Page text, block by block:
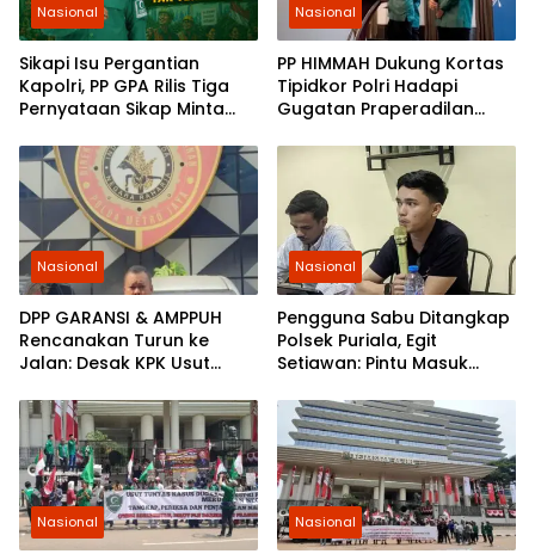
Nasional
Sikapi Isu Pergantian
Kapolri, PP GPA Rilis Tiga
Pernyataan Sikap Minta
Nasional
PP HIMMAH Dukung Kortas
Tipidkor Polri Hadapi
Gugatan Praperadilan
Nasional
DPP GARANSI & AMPPUH
Rencanakan Turun ke
Jalan: Desak KPK Usut
Gembok Rp92,5 Miliar
Ditjenpas
Nasional
Pengguna Sabu Ditangkap
Polsek Puriala, Egit
Setiawan: Pintu Masuk
Nasional Nasional